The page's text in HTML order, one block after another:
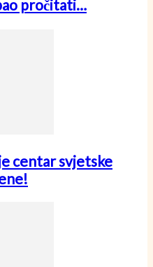
pročitati…
centar svjetske